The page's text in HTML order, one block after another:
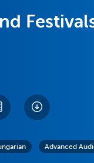
Advanced